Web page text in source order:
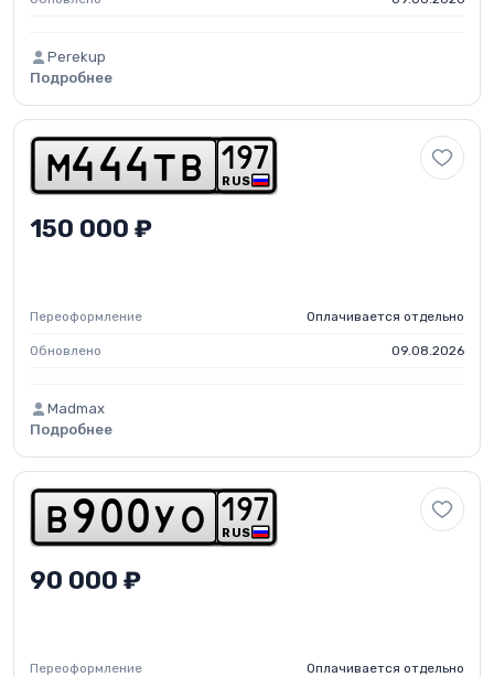
Perekup
Подробнее
m 4 4 4 t b RUS
1 9 7
150 000 ₽
Переоформление Оплачивается отдельно
Обновлено 09.08.2026
Madmax
Подробнее
b 9 0 0 y o RUS
1 9 7
90 000 ₽
Переоформление Оплачивается отдельно